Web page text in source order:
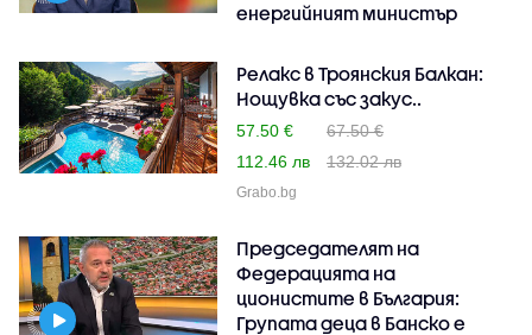
енергийният министър
Релакс в Троянския Балкан:
Нощувка със закус..
57.50 €
67.50 €
112.46 лв
132.02 лв
Grabo.bg
Председателят на
Федерацията на
ционистите в България:
Групата деца в Банско е